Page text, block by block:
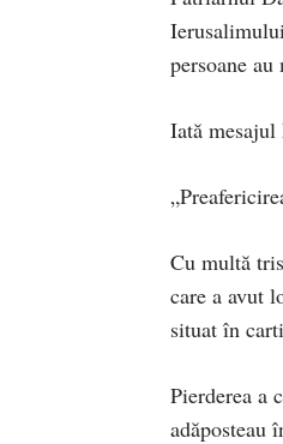
persoane au
Iată
Cu multă
care a avut
situat în
Pierderea a
adăposteau